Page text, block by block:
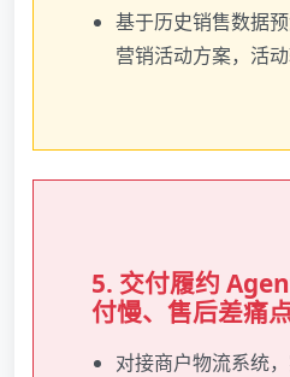
基于历史销售数据
营销活动方案，活
5. 交付履约
付慢、售后差痛
对接商户物流系统